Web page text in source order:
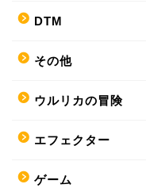
DTM
その他
ウルリカの冒険
エフェクター
ゲーム